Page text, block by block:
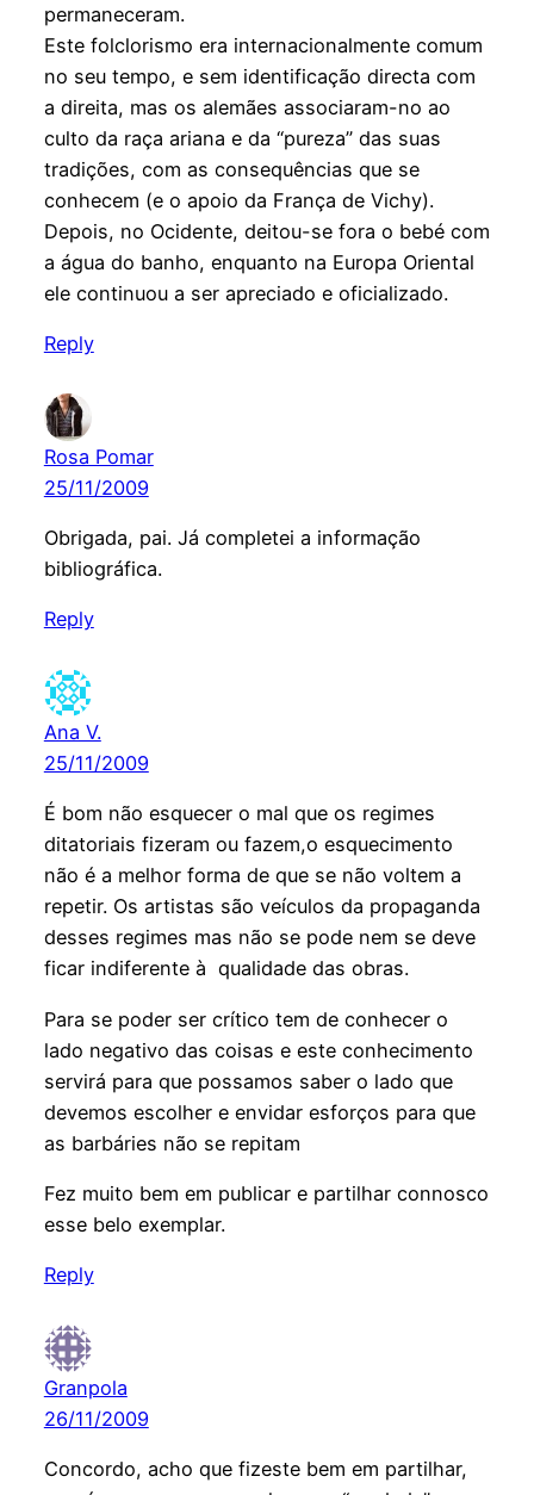
permaneceram.
Este folclorismo era internacionalmente comum
no seu tempo, e sem identificação directa com
a direita, mas os alemães associaram-no ao
culto da raça ariana e da “pureza” das suas
tradições, com as consequências que se
conhecem (e o apoio da França de Vichy).
Depois, no Ocidente, deitou-se fora o bebé com
a água do banho, enquanto na Europa Oriental
ele continuou a ser apreciado e oficializado.
Reply
Rosa Pomar
25/11/2009
Obrigada, pai. Já completei a informação
bibliográfica.
Reply
Ana V.
25/11/2009
É bom não esquecer o mal que os regimes
ditatoriais fizeram ou fazem,o esquecimento
não é a melhor forma de que se não voltem a
repetir. Os artistas são veículos da propaganda
desses regimes mas não se pode nem se deve
ficar indiferente à qualidade das obras.
Para se poder ser crítico tem de conhecer o
lado negativo das coisas e este conhecimento
servirá para que possamos saber o lado que
devemos escolher e envidar esforços para que
as barbáries não se repitam
Fez muito bem em publicar e partilhar connosco
esse belo exemplar.
Reply
Granpola
26/11/2009
Concordo, acho que fizeste bem em partilhar,